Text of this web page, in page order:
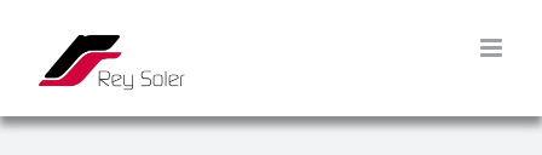
contenido